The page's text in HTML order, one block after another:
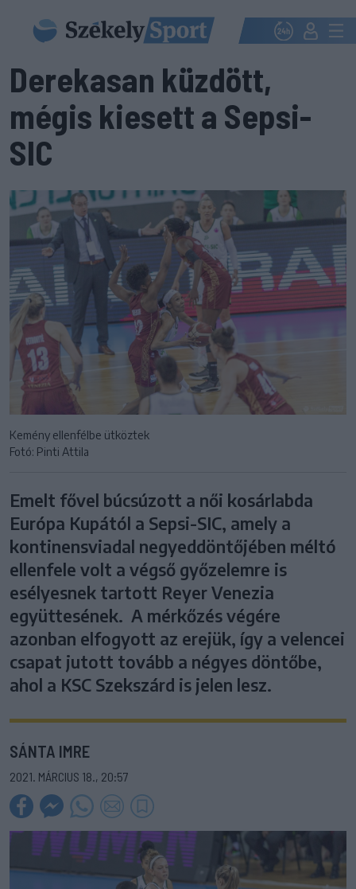
Derekasan küzdött,
mégis kiesett a Sepsi-
SIC
Kemény ellenfélbe ütköztek
Fotó: Pinti Attila
Emelt fővel búcsúzott a női kosárlabda
Európa Kupától a Sepsi-SIC, amely a
kontinensviadal negyeddöntőjében méltó
ellenfele volt a végső győzelemre is
esélyesnek tartott Reyer Venezia
együttesének. A mérkőzés végére
azonban elfogyott az erejük, így a velencei
csapat jutott tovább a négyes döntőbe,
ahol a KSC Szekszárd is jelen lesz.
SÁNTA IMRE
2021. MÁRCIUS 18., 20:57